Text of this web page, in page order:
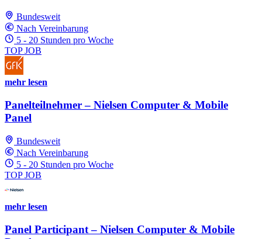
Bundesweit
Nach Vereinbarung
5 - 20 Stunden pro Woche
TOP JOB
mehr lesen
Panelteilnehmer – Nielsen Computer & Mobile
Panel
Bundesweit
Nach Vereinbarung
5 - 20 Stunden pro Woche
TOP JOB
mehr lesen
Panel Participant – Nielsen Computer & Mobile